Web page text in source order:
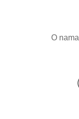
O nama